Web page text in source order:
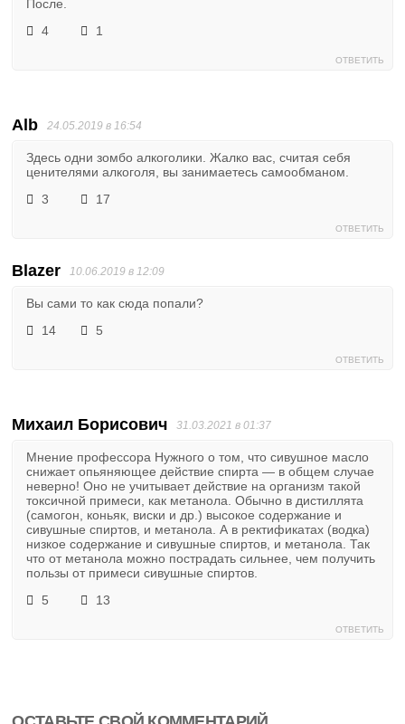
После.
4
1
ОТВЕТИТЬ
Alb 24.05.2019 в 16:54
Здесь одни зомбо алкоголики. Жалко вас, считая себя
ценителями алкоголя, вы занимаетесь самообманом.
3
17
ОТВЕТИТЬ
Blazer 10.06.2019 в 12:09
Вы сами то как сюда попали?
14
5
ОТВЕТИТЬ
Михаил Борисович 31.03.2021 в 01:37
Мнение профессора Нужного о том, что сивушное масло
снижает опьяняющее действие спирта — в общем случае
неверно! Оно не учитывает действие на организм такой
токсичной примеси, как метанола. Обычно в дистиллята
(самогон, коньяк, виски и др.) высокое содержание и
сивушные спиртов, и метанола. А в ректификатах (водка)
низкое содержание и сивушные спиртов, и метанола. Так
что от метанола можно пострадать сильнее, чем получить
пользы от примеси сивушные спиртов.
5
13
ОТВЕТИТЬ